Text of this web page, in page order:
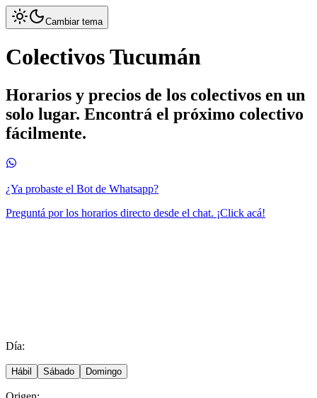
Cambiar tema
Colectivos Tucumán
Horarios y precios de los colectivos en un
solo lugar. Encontrá el próximo colectivo
fácilmente.
¿Ya probaste el Bot de Whatsapp?
Preguntá por los horarios directo desde el chat. ¡Click acá!
Día:
Hábil Sábado Domingo